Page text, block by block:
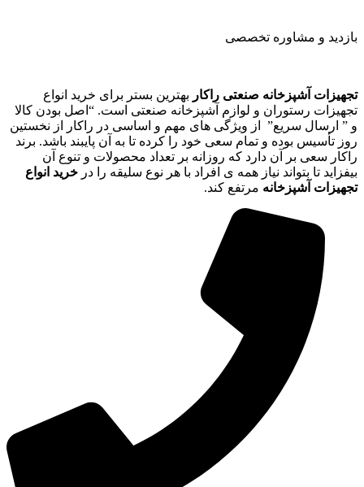
بازدید و مشاوره تخصصی
تجهیزات آشپزخانه صنعتی راکار بهترین بستر برای خرید انواع
تجهیزات رستوران و لوازم آشپزخانه صنعتی است. “اصل بودن کالا
و ” ارسال سریع” از ویژگی های مهم و اساسی در راکار از نخستین
روز تأسیس بوده و تمام سعی خود را کرده تا به آن پایبند باشد. برند
راکار سعی بر آن دارد که روزانه بر تعداد محصولات و تنوع آن
بیفزاید تا بتواند نیاز همه ی افراد با هر نوع سلیقه را در خرید انواع
تجهیزات آشپزخانه مرتفع کند.